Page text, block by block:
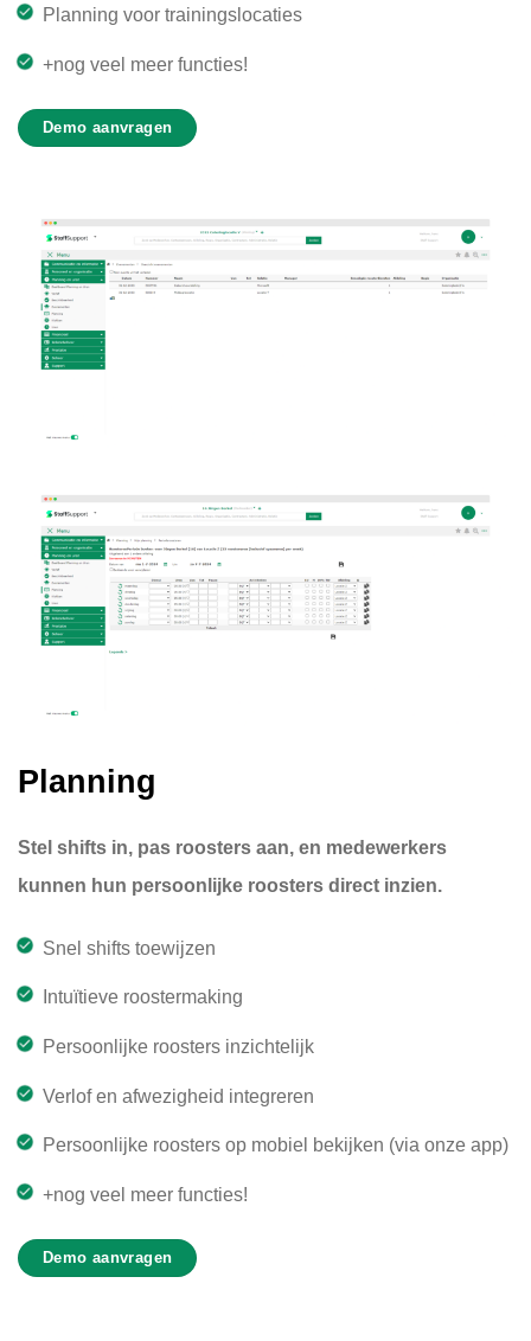
Planning voor trainingslocaties
+nog veel meer functies!
Demo aanvragen
Planning
Stel shifts in, pas roosters aan, en medewerkers
kunnen hun persoonlijke roosters direct inzien.
Snel shifts toewijzen
Intuïtieve roostermaking
Persoonlijke roosters inzichtelijk
Verlof en afwezigheid integreren
Persoonlijke roosters op mobiel bekijken (via onze app)
+nog veel meer functies!
Demo aanvragen